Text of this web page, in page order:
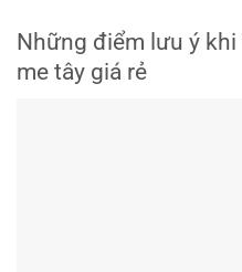
Những điểm lưu ý
me tây giá rẻ